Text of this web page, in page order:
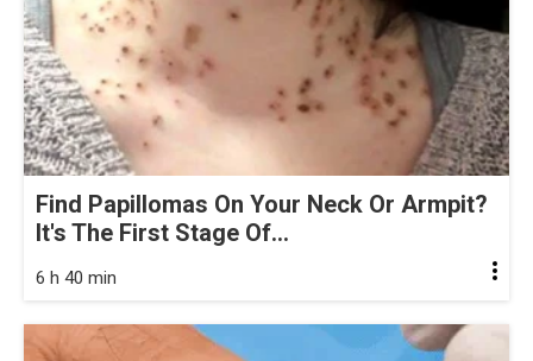
Find Papillomas On Your Neck Or Armpit?
It's The First Stage Of...
6 h 40 min